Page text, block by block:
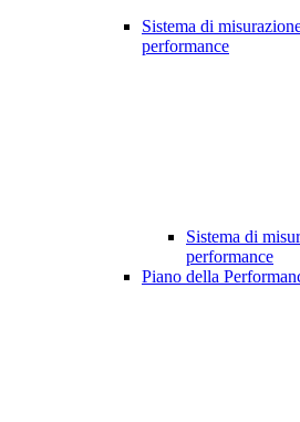
Sistema di
performance
Sistema di
performance
Piano della